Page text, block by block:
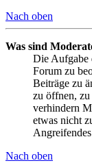
Nach oben
Was sind
Die Aufgabe
Forum zu
Beiträge zu
zu öffnen,
verhindern
etwas nicht
Nach oben